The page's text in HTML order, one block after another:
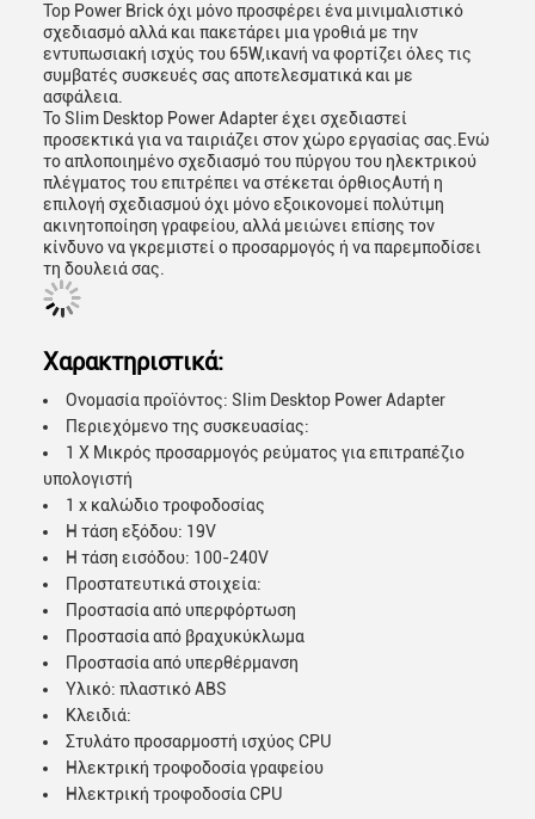
Top Power Brick όχι μόνο προσφέρει ένα μινιμαλιστικό
σχεδιασμό αλλά και πακετάρει μια γροθιά με την
εντυπωσιακή ισχύς του 65W,ικανή να φορτίζει όλες τις
συμβατές συσκευές σας αποτελεσματικά και με
ασφάλεια.
Το Slim Desktop Power Adapter έχει σχεδιαστεί
προσεκτικά για να ταιριάζει στον χώρο εργασίας σας.Ενώ
το απλοποιημένο σχεδιασμό του πύργου του ηλεκτρικού
πλέγματος του επιτρέπει να στέκεται όρθιοςΑυτή η
επιλογή σχεδιασμού όχι μόνο εξοικονομεί πολύτιμη
ακινητοποίηση γραφείου, αλλά μειώνει επίσης τον
κίνδυνο να γκρεμιστεί ο προσαρμογός ή να παρεμποδίσει
τη δουλειά σας.
Χαρακτηριστικά:
Ονομασία προϊόντος: Slim Desktop Power Adapter
Περιεχόμενο της συσκευασίας:
1 X Μικρός προσαρμογός ρεύματος για επιτραπέζιο
υπολογιστή
1 x καλώδιο τροφοδοσίας
Η τάση εξόδου: 19V
Η τάση εισόδου: 100-240V
Προστατευτικά στοιχεία:
Προστασία από υπερφόρτωση
Προστασία από βραχυκύκλωμα
Προστασία από υπερθέρμανση
Υλικό: πλαστικό ABS
Κλειδιά:
Στυλάτο προσαρμοστή ισχύος CPU
Ηλεκτρική τροφοδοσία γραφείου
Ηλεκτρική τροφοδοσία CPU